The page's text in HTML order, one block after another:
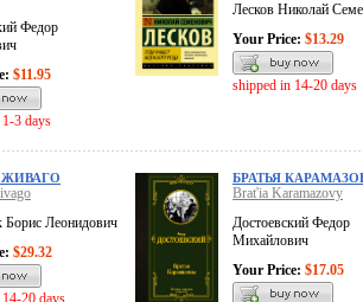
Федор
$11.95
3 days
Лесков Николай
Your Price: $13.29
shipped in 14-20 days
Борис Леонидович
$29.32
20 days
БРАТЬЯ
Brat'ia Karamazovy
Достоевский Федор
Михайлович
Your Price: $17.05